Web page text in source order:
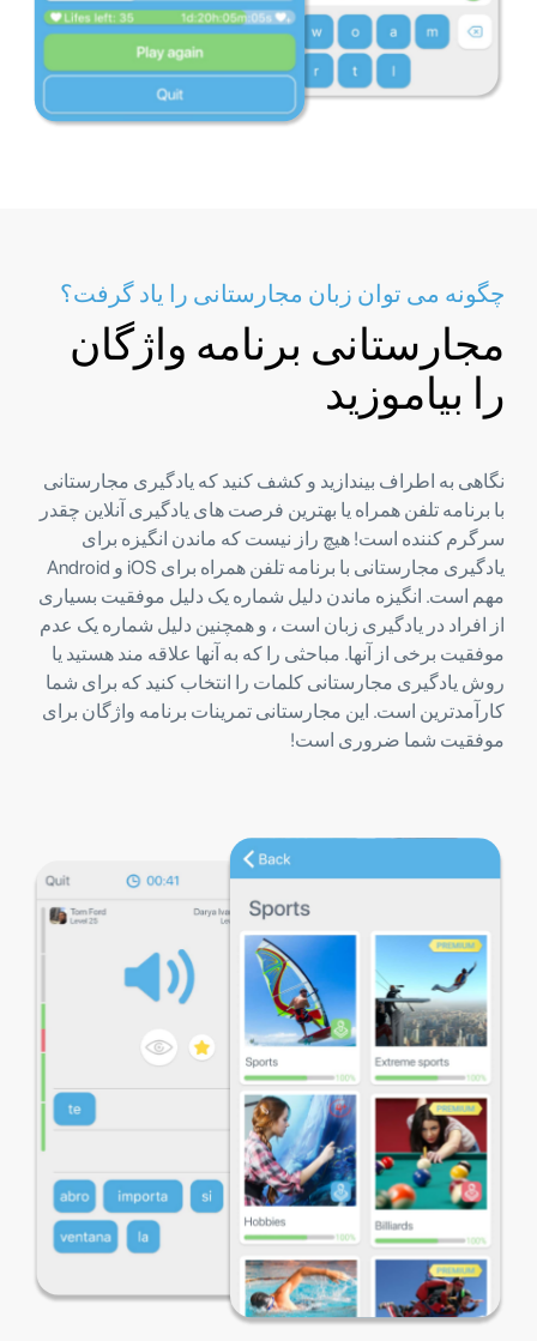
چگونه می توان زبان مجارستانی را یاد گرفت؟
مجارستانی برنامه واژگان
را بیاموزید
نگاهی به اطراف بیندازید و کشف کنید که یادگیری مجارستانی
با برنامه تلفن همراه یا بهترین فرصت های یادگیری آنلاین چقدر
سرگرم کننده است! هیچ راز نیست که ماندن انگیزه برای
یادگیری مجارستانی با برنامه تلفن همراه برای iOS و Android
مهم است. انگیزه ماندن دلیل شماره یک دلیل موفقیت بسیاری
از افراد در یادگیری زبان است ، و همچنین دلیل شماره یک عدم
موفقیت برخی از آنها. مباحثی را که به آنها علاقه مند هستید یا
روش یادگیری مجارستانی کلمات را انتخاب کنید که برای شما
کارآمدترین است. این مجارستانی تمرینات برنامه واژگان برای
موفقیت شما ضروری است!